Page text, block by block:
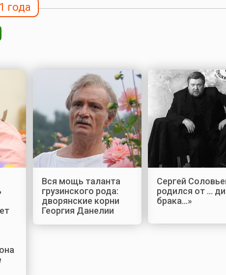
года
Вся мощь таланта
грузинского рода:
дворянские корни
Георгия Данелии
Сергей
родился от …
брака…»